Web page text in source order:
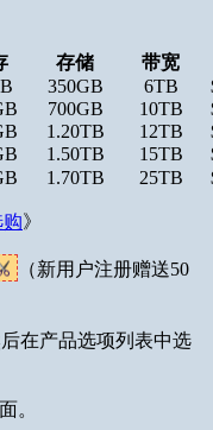
存储
带宽
350GB 6TB
700GB 10TB
1.20TB 12TB
1.50TB 15TB
1.70TB 25TB
》
（新用户注册赠送50
在产品选项列表中选
。